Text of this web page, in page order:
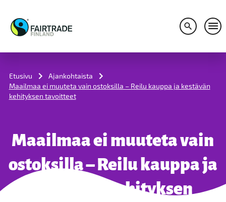
Avaa
Etusivu
Ajankohtaista
Maailmaa ei muuteta vain ostoksilla – Reilu kauppa ja kestävän
kehityksen tavoitteet
Maailmaa ei muuteta vain
ostoksilla – Reilu kauppa ja
kestävän kehityksen